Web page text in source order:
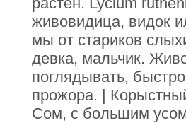
живовидица, видок
мы от стариков
девка, мальчик.
поглядывать,
прожора. |
Сом, с большим